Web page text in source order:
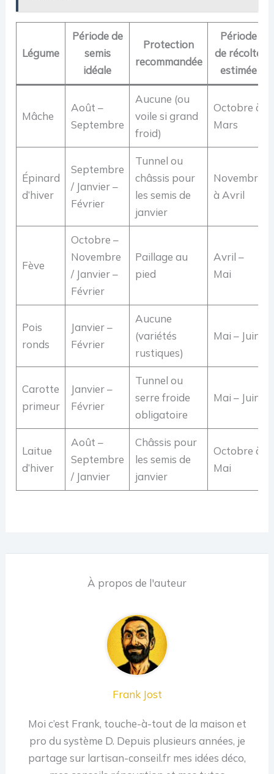
Légume
Période de
semis
idéale
Protection
recommandée
Période
de récolte
estimée
Mâche
Août –
Septembre
Aucune (ou
voile si grand
froid)
Octobre à
Mars
Épinard
d’hiver
Septembre
/ Janvier –
Février
Tunnel ou
châssis pour
les semis de
janvier
Novembre
à Avril
Fève
Octobre –
Novembre
/ Janvier –
Février
Paillage au
pied
Avril –
Mai
Pois
ronds
Janvier –
Février
Aucune
(variétés
rustiques)
Mai – Juin
Carotte
primeur
Janvier –
Février
Tunnel ou
serre froide
obligatoire
Mai – Juin
Laitue
d’hiver
Août –
Septembre
/ Janvier
Châssis pour
les semis de
janvier
Octobre à
Mai
À propos de l'auteur
Frank Jost
Moi c’est Frank, touche-à-tout de la maison et
pro du système D. Depuis plusieurs années, je
partage sur lartisan-conseil.fr mes idées déco,